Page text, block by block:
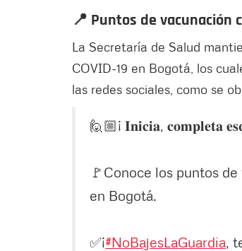
📍 Puntos de vacunación
La Secretaría de Salud
COVID-19 en Bogotá, los
las redes sociales, como se
🙋🏼¡ 𝐈𝐧𝐢𝐜𝐢𝐚, 𝐜𝐨𝐦𝐩𝐥𝐞𝐭𝐚
🚩Conoce los puntos
en Bogotá.
✅¡#NoBajesLaGuardia ,